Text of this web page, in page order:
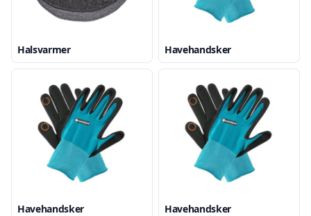
Halsvarmer Havehandsker
Havehandsker Havehandsker